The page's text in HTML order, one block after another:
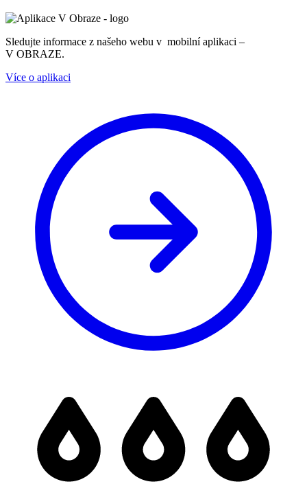
Sledujte informace z našeho webu v mobilní aplikaci –
V OBRAZE.
Více o aplikaci